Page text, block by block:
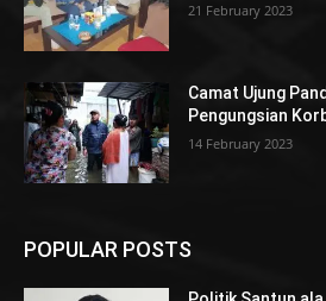
21 February 2023
Camat Ujung
Pengungsian
14 February 2023
POPULAR POSTS